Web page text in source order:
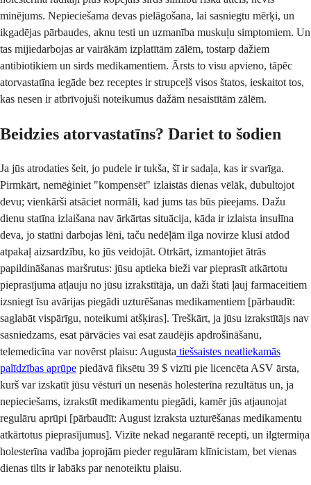
minējums. Nepieciešama devas pielāgošana, lai sasniegtu mērķi, un
ikgadējas pārbaudes, aknu testi un uzmanība muskuļu simptomiem. Un
tas mijiedarbojas ar vairākām izplatītām zālēm, tostarp dažiem
antibiotikiem un sirds medikamentiem. Ārsts to visu apvieno, tāpēc
atorvastatīna iegāde bez receptes ir strupceļš visos štatos, ieskaitot tos,
kas nesen ir atbrīvojuši noteikumus dažām nesaistītām zālēm.
Beidzies atorvastatīns? Dariet to šodien
Ja jūs atrodaties šeit, jo pudele ir tukša, šī ir sadaļa, kas ir svarīga.
Pirmkārt, nemēģiniet "kompensēt" izlaistās dienas vēlāk, dubultojot
devu; vienkārši atsāciet normāli, kad jums tas būs pieejams. Dažu
dienu statīna izlaišana nav ārkārtas situācija, kāda ir izlaista insulīna
deva, jo statīni darbojas lēni, taču nedēļām ilga novirze klusi atdod
atpakaļ aizsardzību, ko jūs veidojāt. Otrkārt, izmantojiet ātrās
papildināšanas maršrutus: jūsu aptieka bieži var pieprasīt atkārtotu
pieprasījuma atļauju no jūsu izrakstītāja, un daži štati ļauj farmaceitiem
izsniegt īsu avārijas piegādi uzturēšanas medikamentiem [pārbaudīt:
saglabāt vispārīgu, noteikumi atšķiras]. Treškārt, ja jūsu izrakstītājs nav
sasniedzams, esat pārvācies vai esat zaudējis apdrošināšanu,
telemedicīna var novērst plaisu: Augusta tiešsaistes neatliekamās
palīdzības aprūpe piedāvā fiksētu 39 $ vizīti pie licencēta ASV ārsta,
kurš var izskatīt jūsu vēsturi un nesenās holesterīna rezultātus un, ja
nepieciešams, izrakstīt medikamentu piegādi, kamēr jūs atjaunojat
regulāru aprūpi [pārbaudīt: August izraksta uzturēšanas medikamentu
atkārtotus pieprasījumus]. Vizīte nekad negarantē recepti, un ilgtermiņa
holesterīna vadība joprojām pieder regulāram klīnicistam, bet vienas
dienas tilts ir labāks par nenoteiktu plaisu.